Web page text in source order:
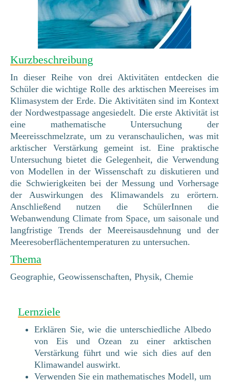
Kurzbeschreibung
In dieser Reihe von drei Aktivitäten entdecken die
Schüler die wichtige Rolle des arktischen Meereises im
Klimasystem der Erde. Die Aktivitäten sind im Kontext
der Nordwestpassage angesiedelt. Die erste Aktivität ist
eine mathematische Untersuchung der
Meereisschmelzrate, um zu veranschaulichen, was mit
arktischer Verstärkung gemeint ist. Eine praktische
Untersuchung bietet die Gelegenheit, die Verwendung
von Modellen in der Wissenschaft zu diskutieren und
die Schwierigkeiten bei der Messung und Vorhersage
der Auswirkungen des Klimawandels zu erörtern.
Anschließend nutzen die SchülerInnen die
Webanwendung Climate from Space, um saisonale und
langfristige Trends der Meereisausdehnung und der
Meeresoberflächentemperaturen zu untersuchen.
Thema
Geographie, Geowissenschaften, Physik, Chemie
Lernziele
Erklären Sie, wie die unterschiedliche Albedo
von Eis und Ozean zu einer arktischen
Verstärkung führt und wie sich dies auf den
Klimawandel auswirkt.
Verwenden Sie ein mathematisches Modell, um